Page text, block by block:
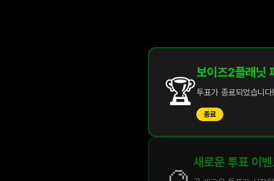
🏆
보이즈2플래닛
투표가 종료되었습니
종료
새로운 투표 이